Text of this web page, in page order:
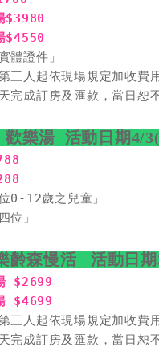
$3980
$4550
體證件」
三人起依現場規定加收費用
完成訂房及匯款，當日恕
歡樂湯  活動日期4/
0-12歲之兒童」
位」
齡森慢活   活動日
$2699
$4699
三人起依現場規定加收費用
完成訂房及匯款，當日恕